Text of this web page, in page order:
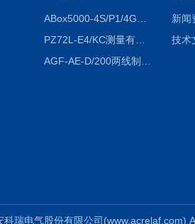
PZ72L-E4/KC测量有功电能（EPI/EPE）嵌入式电表
新闻
技术
科瑞电气股份有限公司